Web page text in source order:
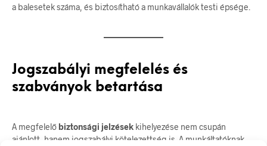
a balesetek száma, és biztosítható a munkavállalók testi épsége.
Jogszabályi megfelelés és
szabványok betartása
A megfelelő biztonsági jelzések kihelyezése nem csupán
ajánlott, hanem jogszabályi kötelezettség is. A munkáltatóknak